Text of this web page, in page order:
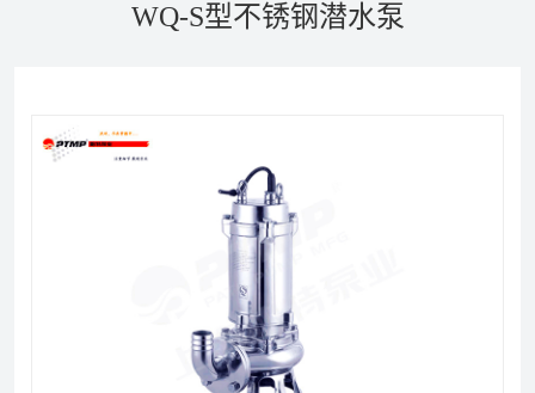
021-56037469
+86-21-56386999
xsy@ptcm.com
上海市静安区共和新路3088弄（祥腾财富广场）2号
WQ-S型不锈钢潜水泵